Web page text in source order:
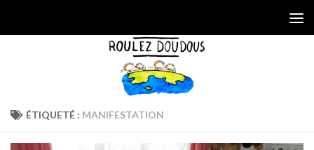
ÉTIQUETÉ : MANIFESTATION